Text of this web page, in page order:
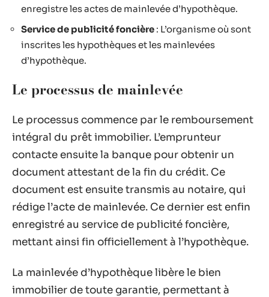
enregistre les actes de mainlevée d’hypothèque.
Service de publicité foncière : L’organisme où sont
inscrites les hypothèques et les mainlevées
d’hypothèque.
Le processus de mainlevée
Le processus commence par le remboursement
intégral du prêt immobilier. L’emprunteur
contacte ensuite la banque pour obtenir un
document attestant de la fin du crédit. Ce
document est ensuite transmis au notaire, qui
rédige l’acte de mainlevée. Ce dernier est enfin
enregistré au service de publicité foncière,
mettant ainsi fin officiellement à l’hypothèque.
La mainlevée d’hypothèque libère le bien
immobilier de toute garantie, permettant à